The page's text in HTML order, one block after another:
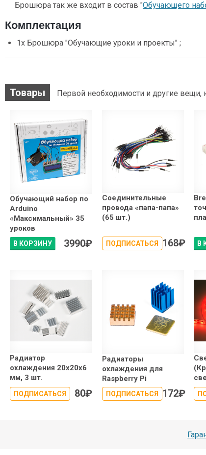
Брошюра так же входит в состав "Обучающего
Комплектация
1х Брошюра "Обучающие уроки и проекты" ;
Товары Первой необходимости и другие вещи,
Обучающий набор по
Arduino
«Максимальный» 35
уроков
В КОРЗИНУ 3990₽
Соединительные
провода «папа-папа»
(65 шт.)
ПОДПИСАТЬСЯ 168₽ В
Радиатор
охлаждения 20x20x6
мм, 3 шт.
ПОДПИСАТЬСЯ 80₽
Радиаторы
охлаждения для
Raspberry Pi
ПОДПИСАТЬСЯ 172₽